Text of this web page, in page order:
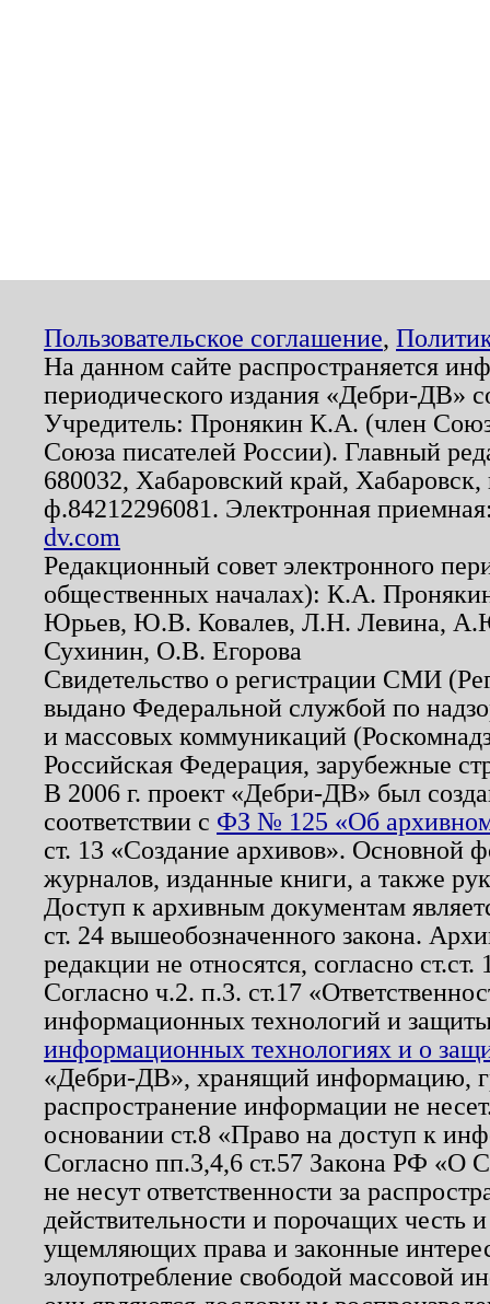
Пользовательское соглашение,
На данном сайте распространяется
периодического издания «Дебри-ДВ»
Учредитель: Пронякин К.А. (член
Союза писателей России). Главный
680032, Хабаровский край,
ф.84212296081. Электронная
dv.com
Редакционный совет электронного
общественных началах): К.А.
Юрьев, Ю.В. Ковалев, Л.Н. Левина,
Сухинин, О.В. Егорова
Свидетельство о регистрации СМИ
выдано Федеральной службой по
и массовых коммуникаций
Российская Федерация, зарубежные
В 2006 г. проект «Дебри-ДВ» был
соответствии с ФЗ № 125 «Об
ст. 13 «Создание архивов». Основной
журналов, изданные книги, а также
Доступ к архивным документам
ст. 24 вышеобозначенного закона.
редакции не относятся, согласно
Согласно ч.2. п.3. ст.17
информационных технологий и
информационных технологиях и о
«Дебри-ДВ», хранящий информацию,
распространение информации не
основании ст.8 «Право на доступ к
Согласно пп.3,4,6 ст.57 Закона РФ «О
не несут ответственности за
действительности и порочащих честь
ущемляющих права и законные
злоупотребление свободой массовой